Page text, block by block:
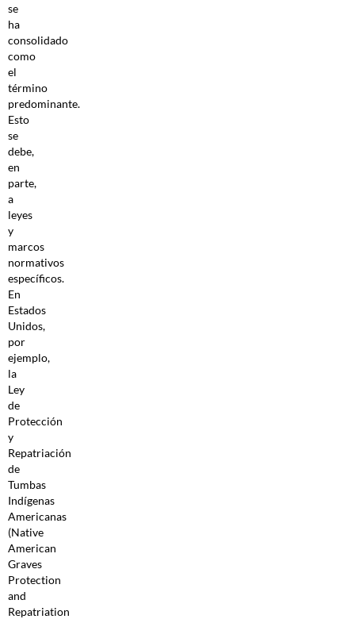
se
ha
consolidado
como
el
término
predominante.
Esto
se
debe,
en
parte,
a
leyes
y
marcos
normativos
específicos.
En
Estados
Unidos,
por
ejemplo,
la
Ley
de
Protección
y
Repatriación
de
Tumbas
Indígenas
Americanas
(Native
American
Graves
Protection
and
Repatriation